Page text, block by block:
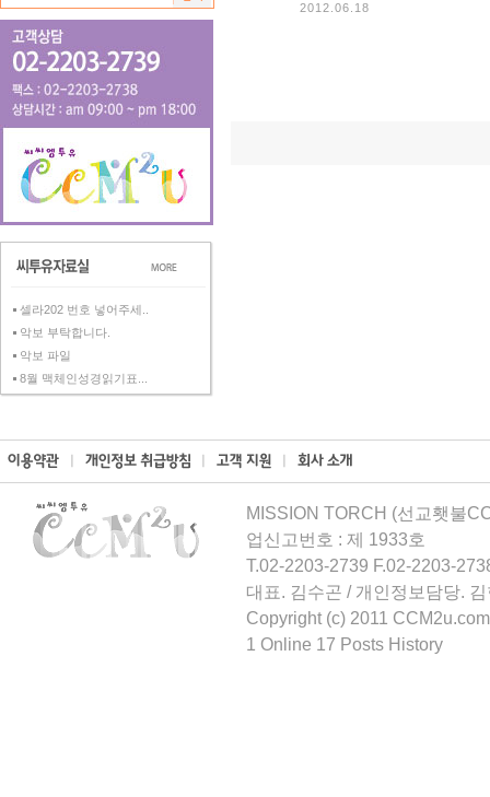
셀라202 번호 넣어주세..
악보 부탁합니다.
악보 파일
8월 맥체인성경읽기표...
2012.06.18
MISSION TORCH (선교횃불
업신고번호 : 제 1933호
T.02-2203-2739 F.02-2203-
대표. 김수곤 / 개인정보담당.
Copyright (c) 2011
1 Online 17 Posts History